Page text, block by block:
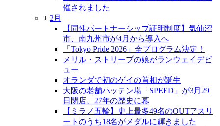
催されました
+ 2月
【同性パートナーシップ証明制度】気仙沼
市、南九州市が4月から導入へ
「Tokyo Pride 2026」全プログラム決定！
メリル・ストリープの娘がランウェイデビ
ュー
オランダで初のゲイの首相が誕生
大阪の老舗ハッテン場「SPEED」が3月29
日閉店、27年の歴史に幕
【ミラノ五輪】史上最多49名のOUTアスリ
ートのうち18名がメダルに輝きました